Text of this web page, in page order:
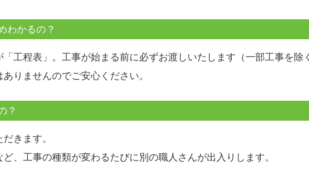
わかるの？
工程表」。工事が始まる前に必ずお渡しいたします（一部工事を除
りませんのでご安心ください。
？
きます。
、工事の種類が変わるたびに別の職人さんが出入りします。